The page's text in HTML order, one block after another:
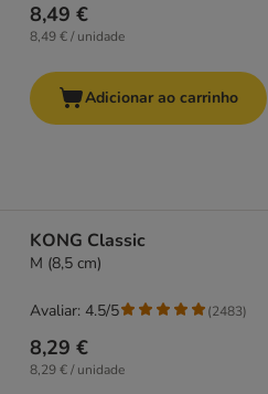
8,49 €
8,49 € / unidade
Adicionar ao carrinho
KONG Classic
M (8,5 cm)
8,29 €
8,29 € / unidade
Avaliar: 4.5/5 (2483)